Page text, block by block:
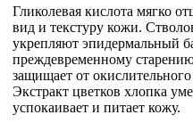
Гликолевая кислота мягко
вид и текстуру кожи.
укрепляют эпидермальный
преждевременному
защищает от
Экстракт цветков хлопка
успокаивает и питает кожу.